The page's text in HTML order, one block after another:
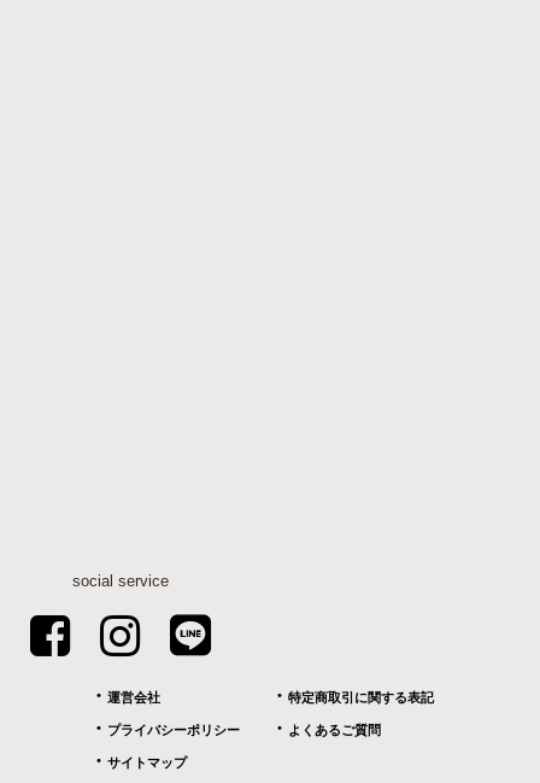
social service
運営会社 特定商取引に関する表記
プライバシーポリシー よくあるご質問
サイトマップ